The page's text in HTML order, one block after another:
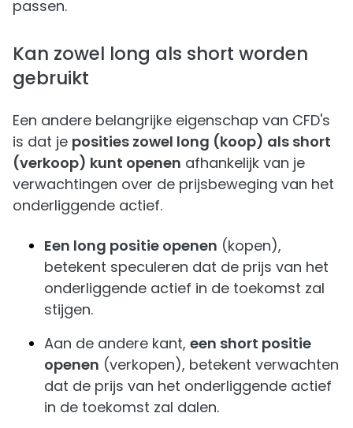
passen.
Kan zowel long als short worden
gebruikt
Een andere belangrijke eigenschap van CFD's
is dat je posities zowel long (koop) als short
(verkoop) kunt openen afhankelijk van je
verwachtingen over de prijsbeweging van het
onderliggende actief.
Een long positie openen (kopen),
betekent speculeren dat de prijs van het
onderliggende actief in de toekomst zal
stijgen.
Aan de andere kant, een short positie
openen (verkopen), betekent verwachten
dat de prijs van het onderliggende actief
in de toekomst zal dalen.